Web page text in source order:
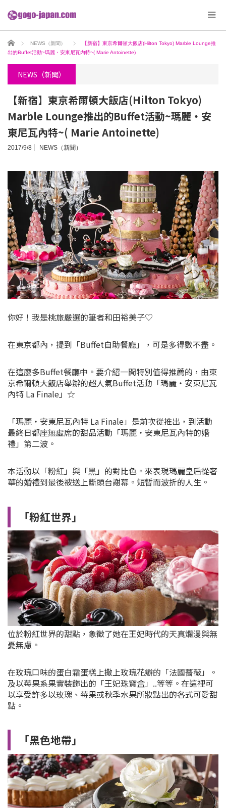
ホーム NEWS（新聞）
【新宿】東京希爾頓大飯店(Hilton Tokyo) Marble Lounge推
出的Buffet活動~瑪麗・安東尼瓦內特~( Marie Antoinette)
NEWS（新聞）
【新宿】東京希爾頓大飯店(Hilton Tokyo)
Marble Lounge推出的Buffet活動~瑪麗・安
東尼瓦內特~( Marie Antoinette)
2017/9/8 NEWS（新聞）
你好！我是桃旅嚴選的筆者和田裕美子♡
在東京都內，提到「Buffet自助餐廳」，可是多得數不盡。
在這麼多Buffet餐廳中。要介紹一間特別值得推薦的，由東
京希爾頓大飯店舉辦的超人氣Buffet活動「瑪麗・安東尼瓦
內特 La Finale」☆
「瑪麗・安東尼瓦內特 La Finale」是前次從推出，到活動
最終日都座無虛席的甜品活動「瑪麗・安東尼瓦內特的婚
禮」第二波。
本活動以「粉紅」與「黒」的對比色。來表現瑪麗皇后從奢
華的婚禮到最後被送上斷頭台謝幕。短暫而波折的人生。
「粉紅世界」
位於粉紅世界的甜點，象徵了她在王妃時代的天真爛漫與無
憂無慮。
在玫瑰口味的蛋白霜蛋糕上撒上玫瑰花瓣的「法國薔薇」。
及以莓果系果實裝飾出的「王妃珠寶盒」..等等。在這裡可
以享受許多以玫瑰、莓果或秋季水果所妝點出的各式可愛甜
點。
「黑色地帶」